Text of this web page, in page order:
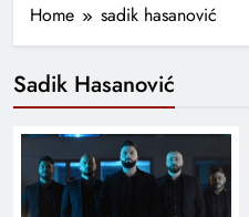
Home sadik hasanović
Sadik Hasanović